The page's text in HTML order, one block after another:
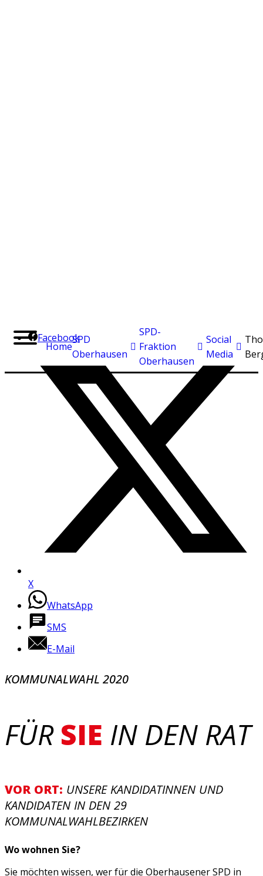
Home
SPD
Oberhausen
SPD-
Fraktion
Oberhausen
Social
Media
Facebook
X
WhatsApp
SMS
E-Mail
KOMMUNALWAHL 2020
FÜRSIE IN DEN RAT
VOR ORT: UNSERE KANDIDATINNEN UND
KANDIDATEN IN DEN 29
KOMMUNALWAHLBEZIRKEN
Wo wohnen Sie?
Sie möchten wissen, wer für die Oberhausener SPD in